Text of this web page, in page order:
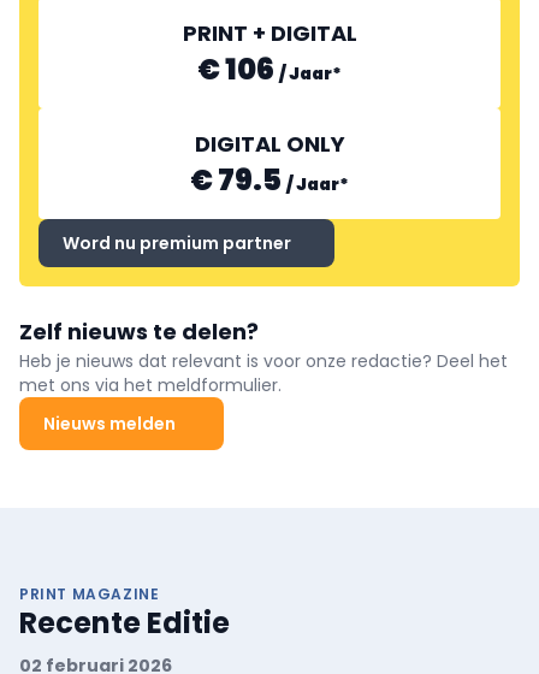
PRINT + DIGITAL
€ 106 /Jaar*
DIGITAL ONLY
€ 79.5 /Jaar*
Word nu premium partner
Zelf nieuws te delen?
Heb je nieuws dat relevant is voor onze redactie? Deel het
met ons via het meldformulier.
Nieuws melden
PRINT MAGAZINE
Recente Editie
02 februari 2026